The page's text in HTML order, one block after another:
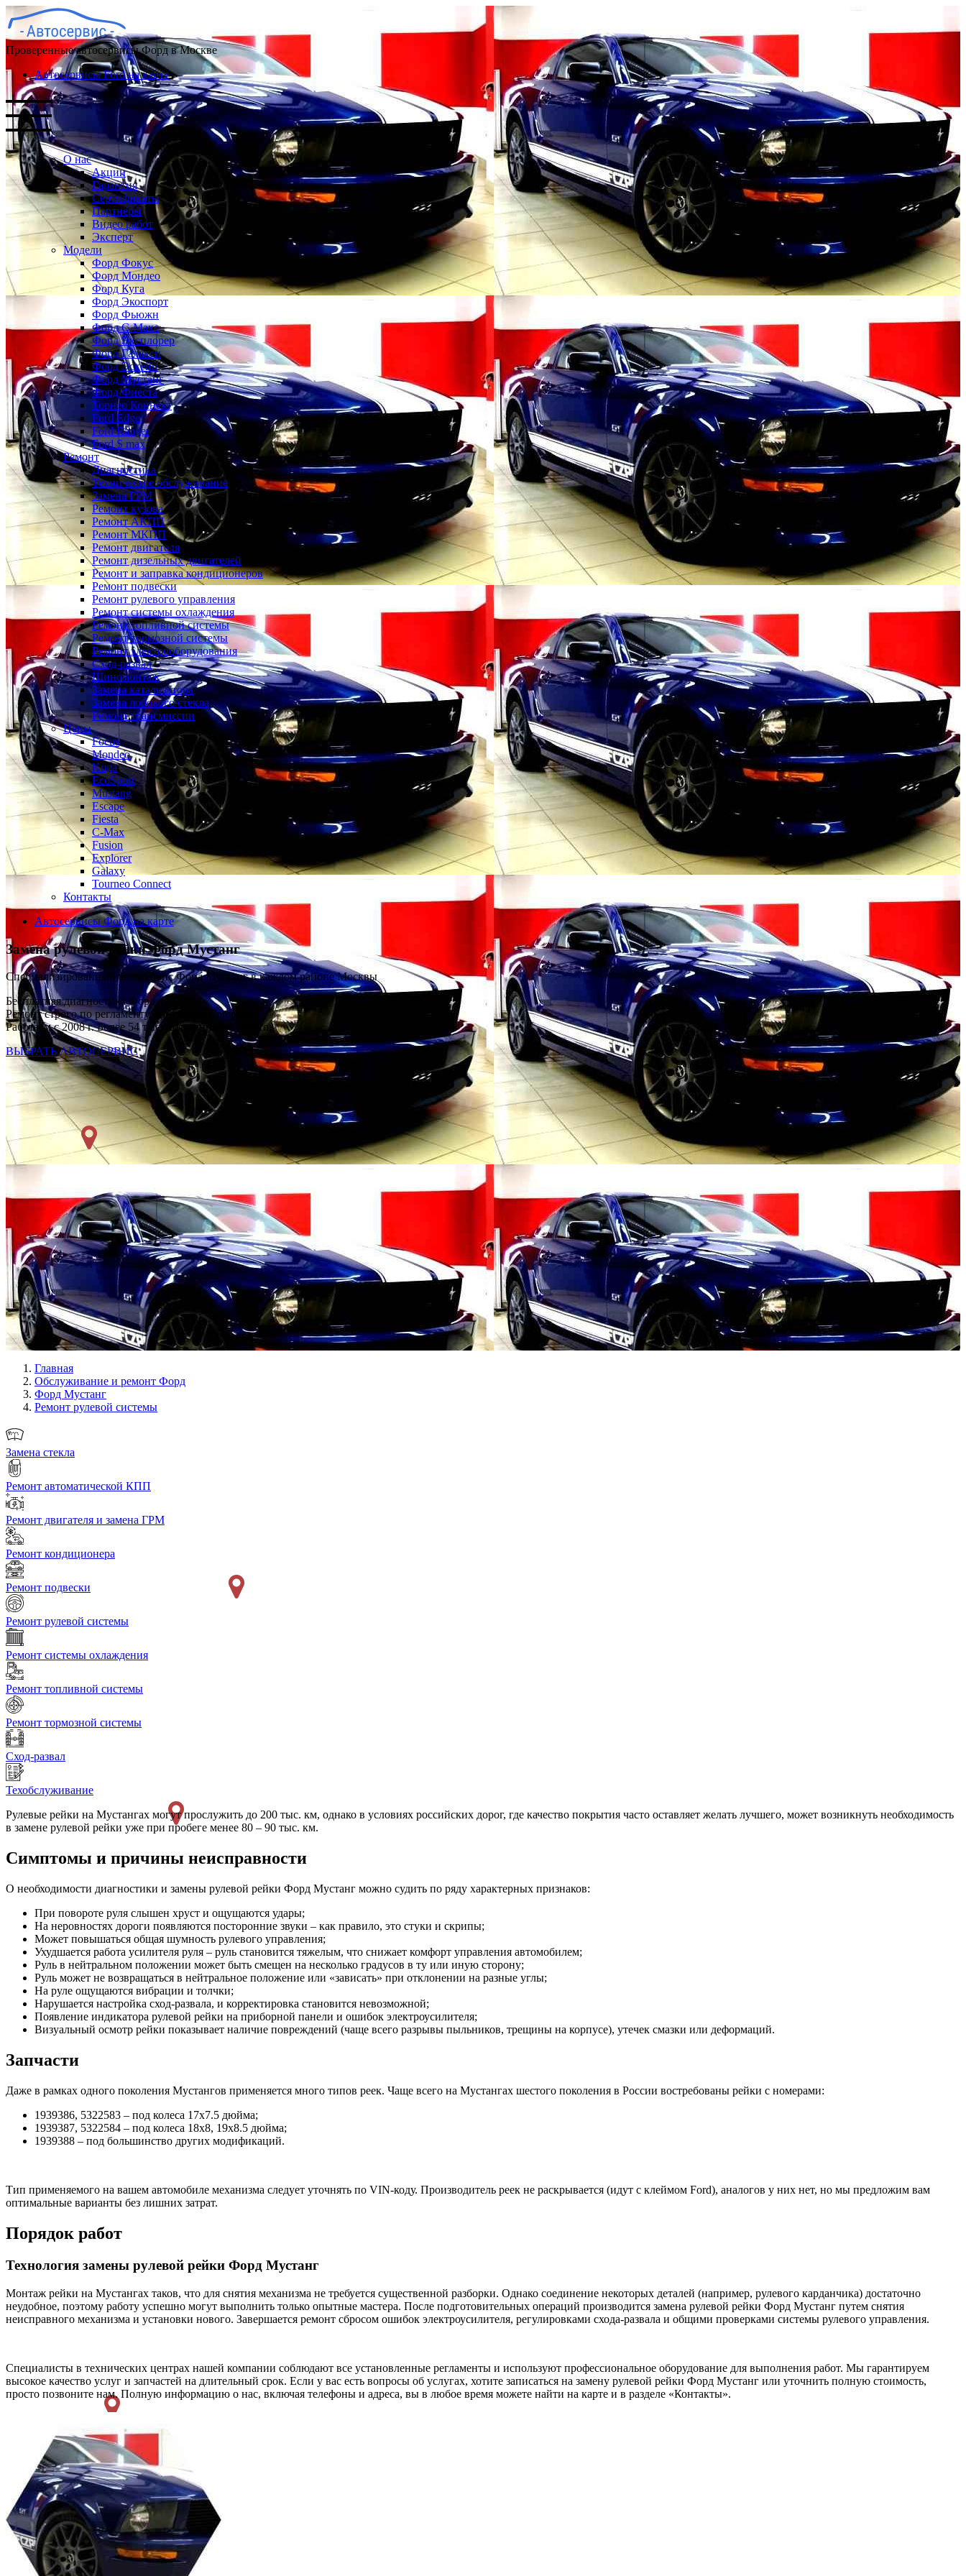
Проверенные автосервисы Форд в Москве
Автосервисы Ford на карте
О нас
Акции
Гарантия
Сертификаты
Партнёры
Видео работ
Эксперт
Модели
Форд Фокус
Форд Мондео
Форд Куга
Форд Экоспорт
Форд Фьюжн
Форд С-Макс
Форд Эксплорер
Форд Галакси
Форд Эскейп
Форд Мустанг
Форд Фиеста
Торнео Коннект
Ford Edge
Ford Ranger
Ford S max
Ремонт
Диагностика
Техническое обслуживание
Замена ГРМ
Ремонт кузова
Ремонт АКПП
Ремонт МКПП
Ремонт двигателя
Ремонт дизельных двигателей
Ремонт и заправка кондиционеров
Ремонт подвески
Ремонт рулевого управления
Ремонт системы охлаждения
Ремонт топливной системы
Ремонт тормозной системы
Ремонт электрооборудования
Сход-развал
Шиномонтаж
Замена катализатора
Замена лобового стекла
Ремонт трансмиссии
Цены
Focus
Mondeo
Kuga
EcoSport
Mustang
Escape
Fiesta
C-Max
Fusion
Explorer
Galaxy
Tourneo Connect
Контакты
Автосервисы Форд на карте
Замена рулевой рейки Форд Мустанг
Специализированный автосервис Форд Мустанг в каждом районе Москвы
Бесплатная диагностика Форд
Ремонт строго по регламенту Ford Motor Company
Работаем с 2008 г. Более 54 тыс. постоянных клиентов
ВЫБРАТЬ АВТОСЕРВИС
Главная
Обслуживание и ремонт Форд
Форд Мустанг
Ремонт рулевой системы
Замена стекла
Ремонт автоматической КПП
Ремонт двигателя и замена ГРМ
Ремонт кондиционера
Ремонт подвески
Ремонт рулевой системы
Ремонт системы охлаждения
Ремонт топливной системы
Ремонт тормозной системы
Сход-развал
Техобслуживание
Рулевые рейки на Мустангах могут прослужить до 200 тыс. км, однако в условиях российских дорог, где качество покрытия часто оставляет желать лучшего, может возникнуть необходимость
в замене рулевой рейки уже при пробеге менее 80 – 90 тыс. км.
Симптомы и причины неисправности
О необходимости диагностики и замены рулевой рейки Форд Мустанг можно судить по ряду характерных признаков:
При повороте руля слышен хруст и ощущаются удары;
На неровностях дороги появляются посторонние звуки – как правило, это стуки и скрипы;
Может повышаться общая шумность рулевого управления;
Ухудшается работа усилителя руля – руль становится тяжелым, что снижает комфорт управления автомобилем;
Руль в нейтральном положении может быть смещен на несколько градусов в ту или иную сторону;
Руль может не возвращаться в нейтральное положение или «зависать» при отклонении на разные углы;
На руле ощущаются вибрации и толчки;
Нарушается настройка сход-развала, и корректировка становится невозможной;
Появление индикатора рулевой рейки на приборной панели и ошибок электроусилителя;
Визуальный осмотр рейки показывает наличие повреждений (чаще всего разрывы пыльников, трещины на корпусе), утечек смазки или деформаций.
Запчасти
Даже в рамках одного поколения Мустангов применяется много типов реек. Чаще всего на Мустангах шестого поколения в России востребованы рейки с номерами:
1939386, 5322583 – под колеса 17х7.5 дюйма;
1939387, 5322584 – под колеса 18х8, 19х8.5 дюйма;
1939388 – под большинство других модификаций.
Тип применяемого на вашем автомобиле механизма следует уточнять по VIN-коду. Производитель реек не раскрывается (идут с клеймом Ford), аналогов у них нет, но мы предложим вам
оптимальные варианты без лишних затрат.
Порядок работ
Технология замены рулевой рейки Форд Мустанг
Монтаж рейки на Мустангах таков, что для снятия механизма не требуется существенной разборки. Однако соединение некоторых деталей (например, рулевого карданчика) достаточно
неудобное, поэтому работу успешно могут выполнить только опытные мастера. После подготовительных операций производится замена рулевой рейки Форд Мустанг путем снятия
неисправного механизма и установки нового. Завершается ремонт сбросом ошибок электроусилителя, регулировками схода-развала и общими проверками системы рулевого управления.
Специалисты в технических центрах нашей компании соблюдают все установленные регламенты и используют профессиональное оборудование для выполнения работ. Мы гарантируем
высокое качество услуг и запчастей на длительный срок. Если у вас есть вопросы об услугах, хотите записаться на замену рулевой рейки Форд Мустанг или уточнить полную стоимость,
просто позвоните нам. Полную информацию о нас, включая телефоны и адреса, вы в любое время можете найти на карте и в разделе «Контакты».